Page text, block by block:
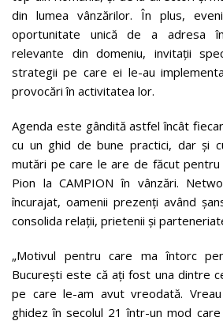
din lumea vânzărilor. În plus,
oportunitate unică de a adresa
relevante din domeniu, invitații
strategii pe care ei le-au
provocări în activitatea lor.
Agenda este gândită astfel încât
cu un ghid de bune practici, dar şi
mutări pe care le are de făcut
Pion la CAMPION în vânzări.
încurajat, oamenii prezenți având
consolida relații, prietenii și
„Motivul pentru care ma întorc
București este că ați fost una dintre
pe care le-am avut vreodată.
ghidez în secolul 21 într-un mod